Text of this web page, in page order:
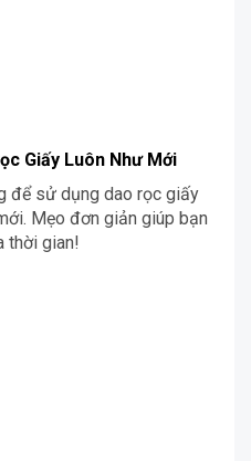
Giấy Luôn Như Mới
để sử dụng dao rọc giấy
Mẹo đơn giản giúp bạn
thời gian!